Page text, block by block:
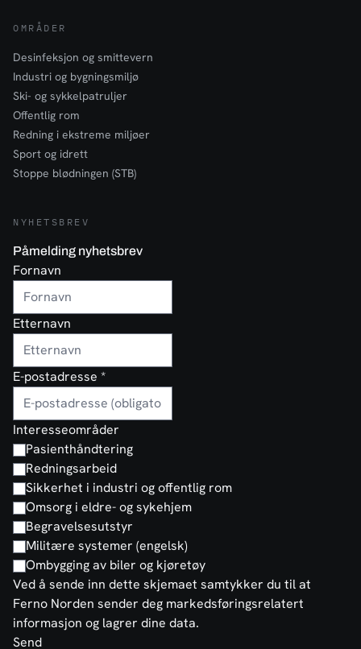
OMRÅDER
Desinfeksjon og smittevern
Industri og bygningsmiljø
Ski- og sykkelpatruljer
Offentlig rom
Redning i ekstreme miljøer
Sport og idrett
Stoppe blødningen (STB)
NYHETSBREV
Påmelding nyhetsbrev
Fornavn
Etternavn
E-postadresse *
Interesseområder
Pasienthåndtering
Redningsarbeid
Sikkerhet i industri og offentlig rom
Omsorg i eldre- og sykehjem
Begravelsesutstyr
Militære systemer (engelsk)
Ombygging av biler og kjøretøy
Ved å sende inn dette skjemaet samtykker du til at
Ferno Norden sender deg markedsføringsrelatert
informasjon og lagrer dine data.
Send